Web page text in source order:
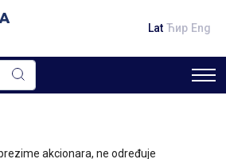
Lat Ћир Eng
prezime akcionara, ne određuje